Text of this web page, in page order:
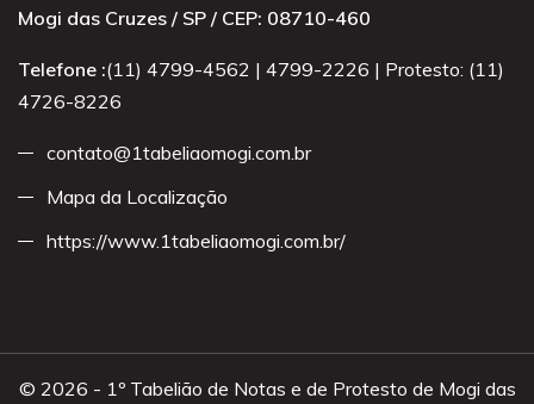
Mogi das Cruzes / SP / CEP: 08710-460
Telefone :(11) 4799-4562 | 4799-2226 | Protesto: (11)
4726-8226
contato@1tabeliaomogi.com.br
Mapa da Localização
https://www.1tabeliaomogi.com.br/
© 2026 - 1º Tabelião de Notas e de Protesto de Mogi das